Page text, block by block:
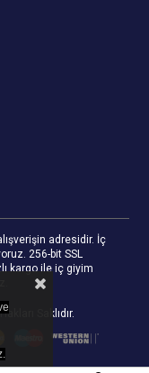
adresidir. İç
256-bit SSL
kargo ile iç giyim
Saklıdır.